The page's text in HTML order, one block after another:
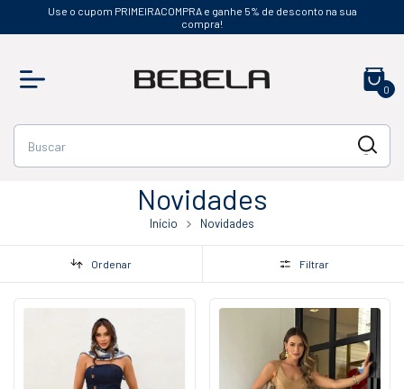
Use o cupom PRIMEIRACOMPRA e ganhe 5% de desconto na sua
compra!
0
Novidades
Início Novidades
Ordenar Filtrar